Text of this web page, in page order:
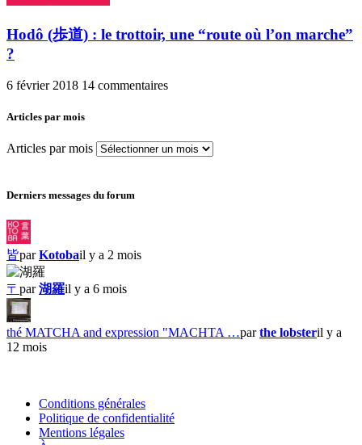
Hodô (歩道) : le trottoir, une “route où l’on marche”
?
6 février 2018 14 commentaires
Articles par mois
Articles par mois
Derniers messages du forum
皆parKotobail y a 2 mois
〒 par湖羅il y a 6 mois
thé MATCHA and expression "MACHTA …parthe lobsteril y a
12 mois
Conditions générales
Politique de confidentialité
Mentions légales